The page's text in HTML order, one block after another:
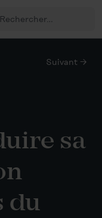
Suivant →
sa
du